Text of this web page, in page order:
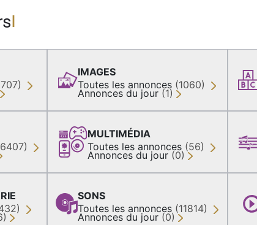
IMAGES
Toutes les annonces (1060)
Annonces du jour (1)
MULTIMÉDIA
Toutes les annonces (56)
Annonces du jour (0)
SONS
Toutes les annonces (11814)
Annonces du jour (0)